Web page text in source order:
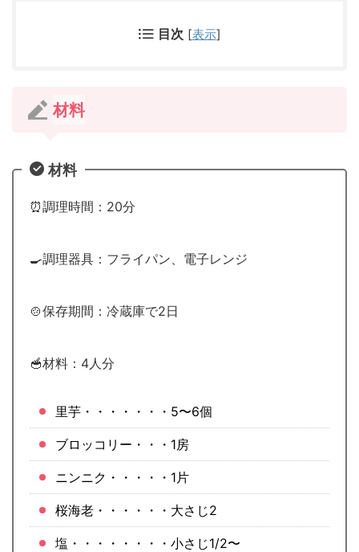
目次 [表示]
材料
材料
⏰調理時間：20分
🍳調理器具：フライパン、電子レンジ
🍲保存期間：冷蔵庫で2日
🥣材料：4人分
里芋・・・・・・・5〜6個
ブロッコリー・・・1房
ニンニク・・・・・1片
桜海老・・・・・・大さじ2
塩・・・・・・・・小さじ1/2〜